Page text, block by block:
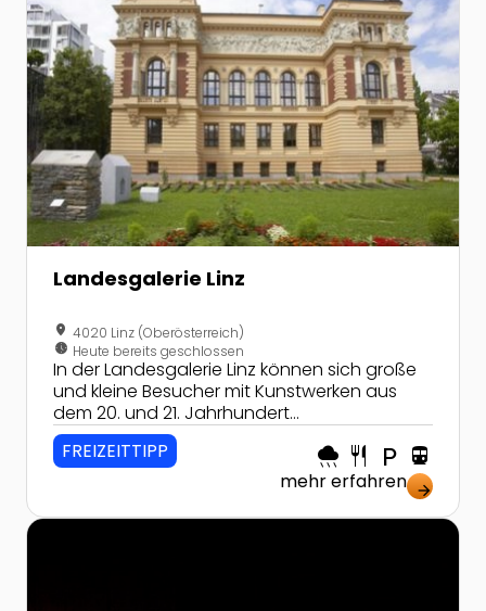
Landesgalerie Linz
location_on 4020 Linz (Oberösterreich)
nest_clock_farsight_analog Heute bereits geschlossen
In der Landesgalerie Linz können sich große
und kleine Besucher mit Kunstwerken aus
dem 20. und 21. Jahrhundert
auseinandersetzen. Interaktiv, spannend
und ansprechend wird dieser
Museumsbesuch zum Erlebnis. Der
FREIZEITTIPP rainy restaurant local_parking directions_transit
mehr erfahren arrow_forward
Zur Detailseite von Wassererlebnis Mini-Donau mit